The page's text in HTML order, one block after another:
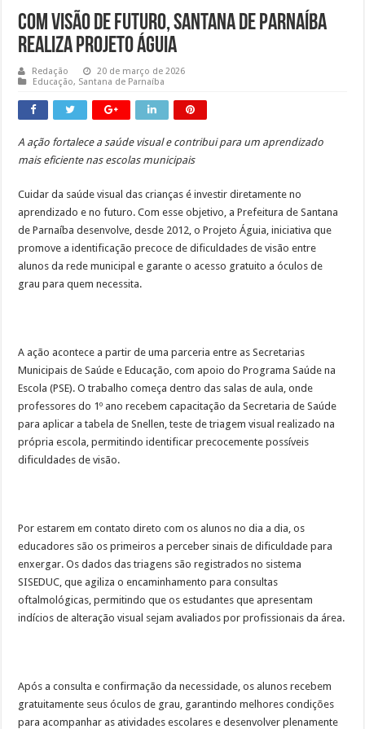
Obras da semana: recuperação de passarelas e reparos em defensas estão entre
Com visão de futuro, Santana de Parnaíba
realiza Projeto Águia
Redação
20 de março de 2026
Educação, Santana de Parnaíba
A ação fortalece a saúde visual e contribui para um aprendizado
mais eficiente nas escolas municipais
Cuidar da saúde visual das crianças é investir diretamente no
aprendizado e no futuro. Com esse objetivo, a Prefeitura de Santana
de Parnaíba desenvolve, desde 2012, o Projeto Águia, iniciativa que
promove a identificação precoce de dificuldades de visão entre
alunos da rede municipal e garante o acesso gratuito a óculos de
grau para quem necessita.
A ação acontece a partir de uma parceria entre as Secretarias
Municipais de Saúde e Educação, com apoio do Programa Saúde na
Escola (PSE). O trabalho começa dentro das salas de aula, onde
professores do 1º ano recebem capacitação da Secretaria de Saúde
para aplicar a tabela de Snellen, teste de triagem visual realizado na
própria escola, permitindo identificar precocemente possíveis
dificuldades de visão.
Por estarem em contato direto com os alunos no dia a dia, os
educadores são os primeiros a perceber sinais de dificuldade para
enxergar. Os dados das triagens são registrados no sistema
SISEDUC, que agiliza o encaminhamento para consultas
oftalmológicas, permitindo que os estudantes que apresentam
indícios de alteração visual sejam avaliados por profissionais da área.
Após a consulta e confirmação da necessidade, os alunos recebem
gratuitamente seus óculos de grau, garantindo melhores condições
para acompanhar as atividades escolares e desenvolver plenamente